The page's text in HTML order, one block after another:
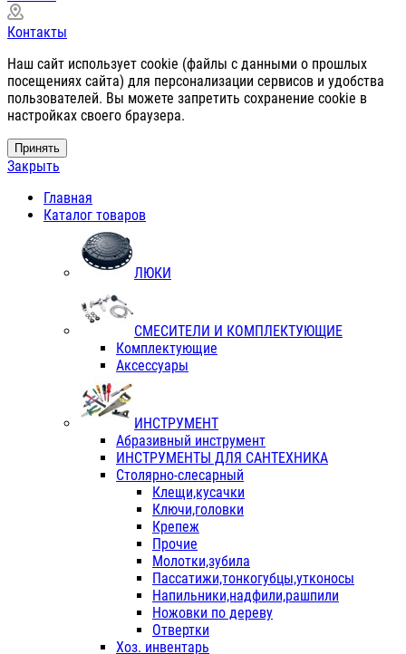
Контакты
Наш сайт использует cookie (файлы с данными о прошлых
посещениях сайта) для персонализации сервисов и удобства
пользователей. Вы можете запретить сохранение cookie в
настройках своего браузера.
Принять
Закрыть
Главная
Каталог товаров
ЛЮКИ
СМЕСИТЕЛИ И КОМПЛЕКТУЮЩИЕ
Комплектующие
Аксессуары
ИНСТРУМЕНТ
Абразивный инструмент
ИНСТРУМЕНТЫ ДЛЯ САНТЕХНИКА
Столярно-слесарный
Клещи,кусачки
Ключи,головки
Крепеж
Прочие
Молотки,зубила
Пассатижи,тонкогубцы,утконосы
Напильники,надфили,рашпили
Ножовки по дереву
Отвертки
Хоз. инвентарь